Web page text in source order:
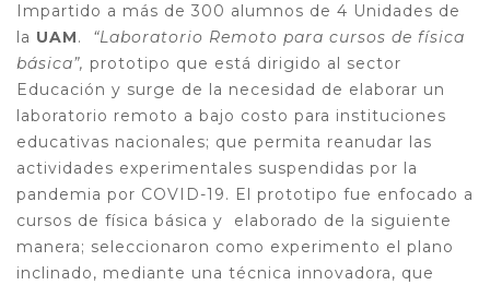
Impartido a más de 300 alumnos de 4 Unidades de
la UAM.
“Laboratorio Remoto para cursos de física
básica”, prototipo que está dirigido al sector
Educación y surge de la necesidad de elaborar un
laboratorio remoto a bajo costo para instituciones
educativas nacionales; que permita reanudar las
actividades experimentales suspendidas por la
pandemia por COVID-19. El prototipo fue enfocado a
cursos de física básica y elaborado de la siguiente
manera; seleccionaron como experimento el plano
inclinado, mediante una técnica innovadora, que